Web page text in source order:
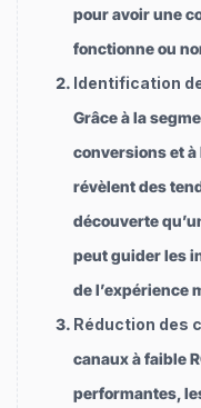
pour avoir une
fonctionne ou
Identification
Grâce à la
conversions et à
révèlent des
découverte
peut guider les
de l’expérience
Réduction des
canaux à faible
performantes,